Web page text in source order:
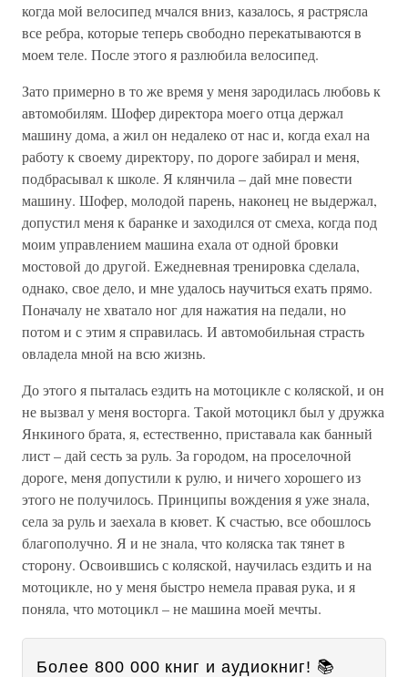
когда мой велосипед мчался вниз, казалось, я растрясла
все ребра, которые теперь свободно перекатываются в
моем теле. После этого я разлюбила велосипед.
Зато примерно в то же время у меня зародилась любовь к
автомобилям. Шофер директора моего отца держал
машину дома, а жил он недалеко от нас и, когда ехал на
работу к своему директору, по дороге забирал и меня,
подбрасывал к школе. Я клянчила – дай мне повести
машину. Шофер, молодой парень, наконец не выдержал,
допустил меня к баранке и заходился от смеха, когда под
моим управлением машина ехала от одной бровки
мостовой до другой. Ежедневная тренировка сделала,
однако, свое дело, и мне удалось научиться ехать прямо.
Поначалу не хватало ног для нажатия на педали, но
потом и с этим я справилась. И автомобильная страсть
овладела мной на всю жизнь.
До этого я пыталась ездить на мотоцикле с коляской, и он
не вызвал у меня восторга. Такой мотоцикл был у дружка
Янкиного брата, я, естественно, приставала как банный
лист – дай сесть за руль. За городом, на проселочной
дороге, меня допустили к рулю, и ничего хорошего из
этого не получилось. Принципы вождения я уже знала,
села за руль и заехала в кювет. К счастью, все обошлось
благополучно. Я и не знала, что коляска так тянет в
сторону. Освоившись с коляской, научилась ездить и на
мотоцикле, но у меня быстро немела правая рука, и я
поняла, что мотоцикл – не машина моей мечты.
Более 800 000 книг и аудиокниг! 📚